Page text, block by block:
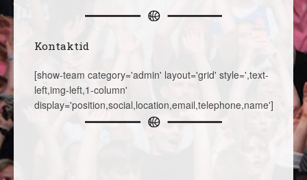
Kontaktid
[show-team category='admin' layout='grid' style=',text-
left,img-left,1-column'
display='position,social,location,email,telephone,name']